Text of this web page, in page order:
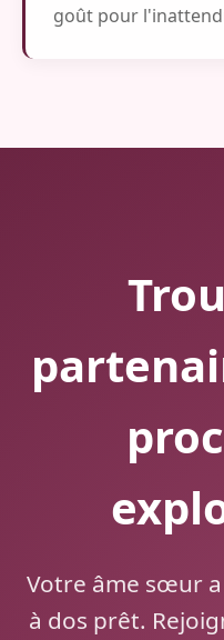
goût pour
Votre âme sœur
à dos prêt.